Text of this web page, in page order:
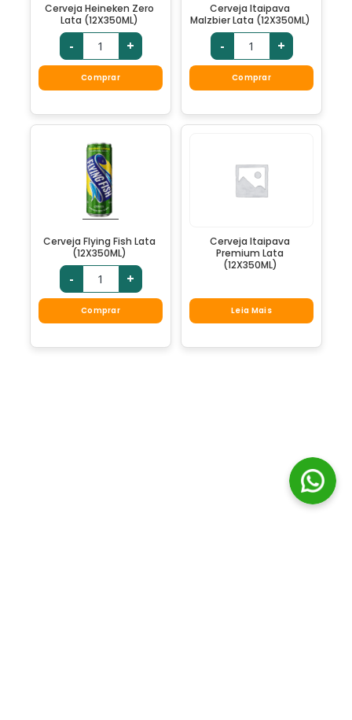
Cerveja Heineken Zero
Lata (12X350ML)
- +
Comprar
Cerveja Itaipava
Malzbier Lata (12X350ML)
- +
Comprar
Cerveja Flying Fish Lata
(12X350ML)
- +
Comprar
Cerveja Itaipava
Premium Lata
(12X350ML)
Leia Mais